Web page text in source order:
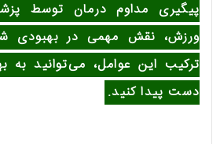
پیگیری مداوم درمان توسط
ورزش، نقش مهمی در بهبودی
ترکیب این عوامل، می‌توانید به
دست پیدا کنید.